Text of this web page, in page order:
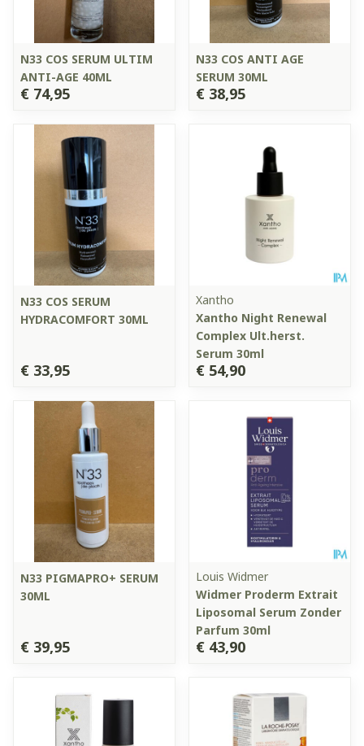
N33 COS SERUM ULTIM
ANTI-AGE 40ML
€ 74,95
N33 COS ANTI AGE
SERUM 30ML
€ 38,95
N33 COS SERUM
HYDRACOMFORT 30ML
€ 33,95
Xantho
Xantho Night Renewal
Complex Ult.herst.
Serum 30ml
€ 54,90
N33 PIGMAPRO+ SERUM
30ML
€ 39,95
Louis Widmer
Widmer Proderm Extrait
Liposomal Serum Zonder
Parfum 30ml
€ 43,90